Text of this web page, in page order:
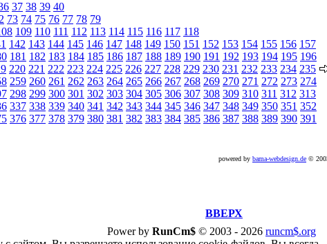
37 38 39 40
73 74 75 76 77 78 79
109 110 111 112 113 114 115 116 117 118
142 143 144 145 146 147 148 149 150 151 152 153 154 155 156 157
181 182 183 184 185 186 187 188 189 190 191 192 193 194 195 196
220 221 222 223 224 225 226 227 228 229 230 231 232 233 234 235
259 260 261 262 263 264 265 266 267 268 269 270 271 272 273 274
298 299 300 301 302 303 304 305 306 307 308 309 310 311 312 313
337 338 339 340 341 342 343 344 345 346 347 348 349 350 351 352
376 377 378 379 380 381 382 383 384 385 386 387 388 389 390 391
powered by bama-webdesign.de ©
ВВЕРХ
Power by RunCm$ © 2003 - 2026 runcm$.org